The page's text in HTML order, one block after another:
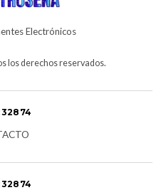
Electrónicos
los derechos reservados.